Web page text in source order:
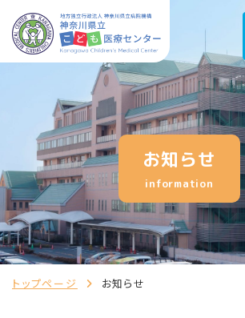
お知らせ
information
トップページ お知らせ